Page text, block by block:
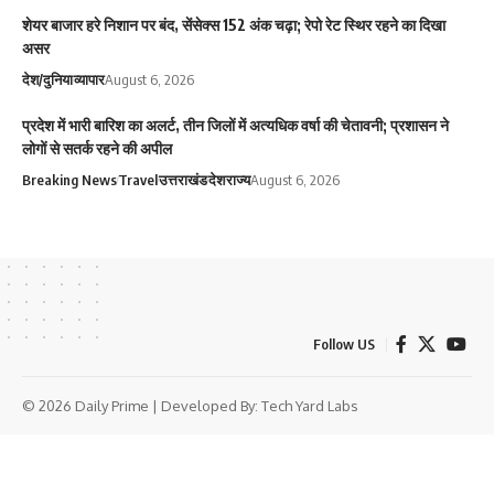
शेयर बाजार हरे निशान पर बंद, सेंसेक्स 152 अंक चढ़ा; रेपो रेट स्थिर रहने का दिखा
असर
देश/दुनियाव्यापारAugust 6, 2026
प्रदेश में भारी बारिश का अलर्ट, तीन जिलों में अत्यधिक वर्षा की चेतावनी; प्रशासन ने
लोगों से सतर्क रहने की अपील
Breaking NewsTravelउत्तराखंडदेशराज्यAugust 6, 2026
Follow US
© 2026 Daily Prime | Developed By: Tech Yard Labs